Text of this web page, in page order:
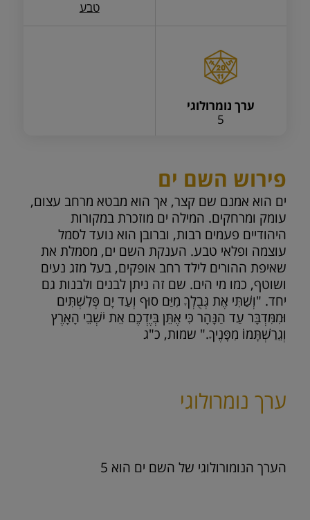
טבע
ערך נומרולוגי
5
פירוש השם ים
ים הוא אמנם שם קצר, אך הוא מבטא מרחב עצום,
עומק ומרחקים. המילה ים מוזכרת במקורות
היהודיים פעמים רבות, וברובן הוא נועד לסמל
עוצמה ופלאי טבע. הענקת השם ים, מסמלת את
שאיפת ההורים לילד רחב אופקים, בעל מזג נעים
ושוטף, כמו מי הים. שם זה ניתן לבנים ולבנות גם
יחד. "וְשַׁתִּי אֶת גְּבֻלְךָ מִיַּם סוּף וְעַד יָם פְּלִשְׁתִּים
וּמִמִּדְבָּר עַד הַנָּהָר כִּי אֶתֵּן בְּיֶדְכֶם אֵת יֹשְׁבֵי הָאָרֶץ
וְגֵרַשְׁתָּמוֹ מִפָּנֶיךָ." שמות, כ"ג
ערך נומרולוגי
הערך הנומורולוגי של השם ים הוא 5